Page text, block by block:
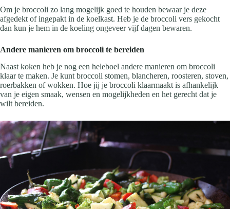
Om je broccoli zo lang mogelijk goed te houden bewaar je deze
afgedekt of ingepakt in de koelkast. Heb je de broccoli vers gekocht
dan kun je hem in de koeling ongeveer vijf dagen bewaren.
Andere manieren om broccoli te bereiden
Naast koken heb je nog een heleboel andere manieren om broccoli
klaar te maken. Je kunt broccoli stomen, blancheren, roosteren, stoven,
roerbakken of wokken. Hoe jij je broccoli klaarmaakt is afhankelijk
van je eigen smaak, wensen en mogelijkheden en het gerecht dat je
wilt bereiden.